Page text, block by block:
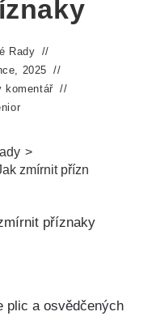
Rady
2025
komentář
>
zmírnit příznaky
plic ​a‌ osvědčených